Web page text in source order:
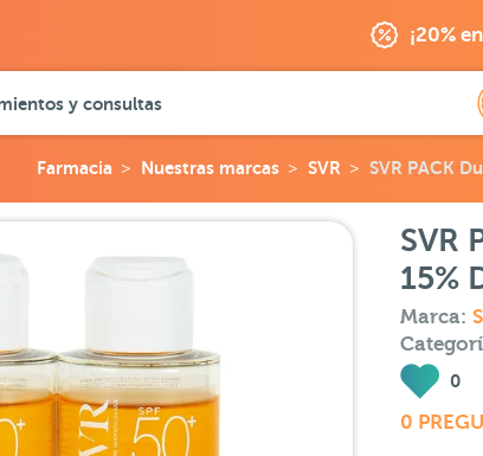
¡20%
y consultas
Farmacia Nuestras marcas SVR SVR PACK
SVR
15%
Marca:
0
0